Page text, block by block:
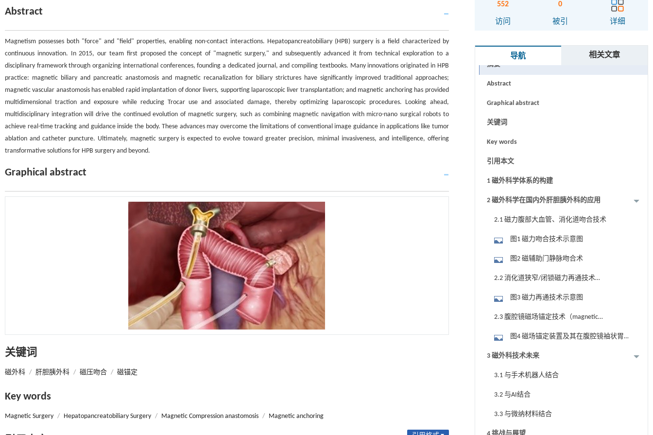
Abstract
Magnetism possesses both "force" and "field" properties, enabling non-contact interactions. Hepatopancreatobiliary (HPB) surgery is a field characterized by
continuous innovation. In 2015, our team first proposed the concept of "magnetic surgery," and subsequently advanced it from technical exploration to a
disciplinary framework through organizing international conferences, founding a dedicated journal, and compiling textbooks. Many innovations originated in HPB
practice: magnetic biliary and pancreatic anastomosis and magnetic recanalization for biliary strictures have significantly improved traditional approaches;
magnetic vascular anastomosis has enabled rapid implantation of donor livers, supporting laparoscopic liver transplantation; and magnetic anchoring has provided
multidimensional traction and exposure while reducing Trocar use and associated damage, thereby optimizing laparoscopic procedures. Looking ahead,
multidisciplinary integration will drive the continued evolution of magnetic surgery, such as combining magnetic navigation with micro-nano surgical robots to
achieve real-time tracking and guidance inside the body. These advances may overcome the limitations of conventional image guidance in applications like tumor
ablation and catheter puncture. Ultimately, magnetic surgery is expected to evolve toward greater precision, minimal invasiveness, and intelligence, offering
transformative solutions for HPB surgery and beyond.
Graphical abstract
关键词
磁外科 / 肝胆胰外科 / 磁压吻合 / 磁锚定
Key words
Magnetic Surgery / Hepatopancreatobiliary Surgery / Magnetic Compression anastomosis / Magnetic anchoring
552
访问
0
被引 详细
导航 相关文章
摘要
Abstract
Graphical abstract
关键词
Key words
引用本文
1 磁外科学体系的构建
2 磁外科学在国内外肝胆胰外科的应用
2.1 磁力腹部大血管、消化道吻合技术
图1 磁力吻合技术示意图
图2 磁辅助门静脉吻合术
2.2 消化道狭窄/闭锁磁力再通技术
（magnetic recanalization technique）
图3 磁力再通技术示意图
2.3 腹腔镜磁场锚定技术（magnetic
anchor technique）
图4 磁场锚定装置及其在腹腔镜袖状胃
切除术中应用
3 磁外科技术未来
3.1 与手术机器人结合
3.2 与AI结合
3.3 与微纳材料结合